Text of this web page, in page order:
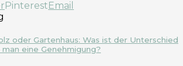
PinterestEmail
oder Gartenhaus: Was ist der Unterschied
eine Genehmigung?